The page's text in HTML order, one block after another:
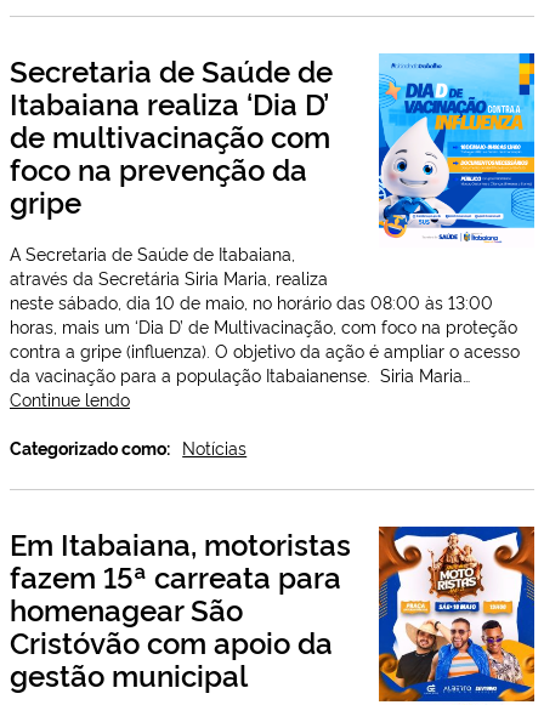
15ª
com
bençãos
e
festa
para
Secretaria de Saúde de
Itabaiana realiza ‘Dia D’
de multivacinação com
foco na prevenção da
gripe
A Secretaria de Saúde de Itabaiana,
através da Secretária Siria Maria, realiza
neste sábado, dia 10 de maio, no horário das 08:00 às 13:00
horas, mais um ‘Dia D’ de Multivacinação, com foco na proteção
contra a gripe (influenza). O objetivo da ação é ampliar o acesso
da vacinação para a população Itabaianense. Siria Maria…
Continue lendoSecretaria
Saúde
Itabaiana
‘Dia
D’
de
multivacinação
com
na
Categorizado como: Notícias
Em Itabaiana, motoristas
fazem 15ª carreata para
homenagear São
Cristóvão com apoio da
gestão municipal